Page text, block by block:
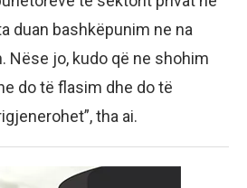
duan bashkëpunim ne na
Nëse jo, kudo që ne shohim
do të flasim dhe do të
tha ai.